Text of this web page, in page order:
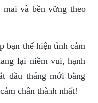
và bền vững theo
bạn thể hiện tình cảm
lại niềm vui, hạnh
đầu tháng mới bằng
chân thành nhất!